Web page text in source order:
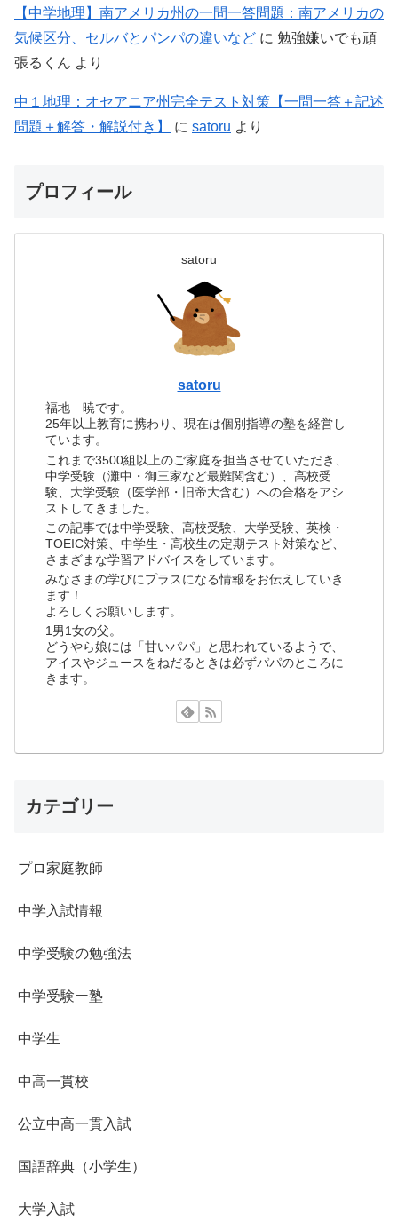
【中学地理】南アメリカ州の一問一答問題：南アメリカの
気候区分、セルバとパンパの違いなど に 勉強嫌いでも頑
張るくん より
中１地理：オセアニア州完全テスト対策【一問一答＋記述
問題＋解答・解説付き】
に satoru より
プロフィール
satoru
satoru
福地 暁です。
25年以上教育に携わり、現在は個別指導の塾を経営し
ています。
これまで3500組以上のご家庭を担当させていただき、
中学受験（灘中・御三家など最難関含む）、高校受
験、大学受験（医学部・旧帝大含む）への合格をアシ
ストしてきました。
この記事では中学受験、高校受験、大学受験、英検・
TOEIC対策、中学生・高校生の定期テスト対策など、
さまざまな学習アドバイスをしています。
みなさまの学びにプラスになる情報をお伝えしていき
ます！
よろしくお願いします。
1男1女の父。
どうやら娘には「甘いパパ」と思われているようで、
アイスやジュースをねだるときは必ずパパのところに
きます。
カテゴリー
プロ家庭教師
中学入試情報
中学受験の勉強法
中学受験ー塾
中学生
中高一貫校
公立中高一貫入試
国語辞典（小学生）
大学入試